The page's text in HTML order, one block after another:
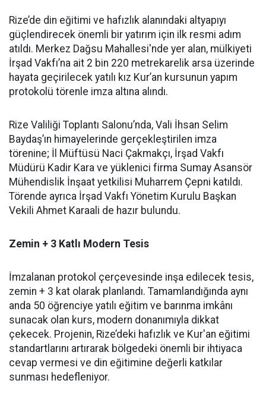
Rize’de din eğitimi ve hafızlık alanındaki altyapıyı
güçlendirecek önemli bir yatırım için ilk resmi adım
atıldı. Merkez Dağsu Mahallesi'nde yer alan, mülkiyeti
İrşad Vakfı’na ait 2 bin 220 metrekarelik arsa üzerinde
hayata geçirilecek yatılı kız Kur’an kursunun yapım
protokolü törenle imza altına alındı.
Rize Valiliği Toplantı Salonu’nda, Vali İhsan Selim
Baydaş’ın himayelerinde gerçekleştirilen imza
törenine; İl Müftüsü Naci Çakmakçı, İrşad Vakfı
Müdürü Kadir Kara ve yüklenici firma Sumay Asansör
Mühendislik İnşaat yetkilisi Muharrem Çepni katıldı.
Törende ayrıca İrşad Vakfı Yönetim Kurulu Başkan
Vekili Ahmet Karaali de hazır bulundu.
Zemin + 3 Katlı Modern Tesis
İmzalanan protokol çerçevesinde inşa edilecek tesis,
zemin + 3 kat olarak planlandı. Tamamlandığında aynı
anda 50 öğrenciye yatılı eğitim ve barınma imkânı
sunacak olan kurs, modern donanımıyla dikkat
çekecek. Projenin, Rize’deki hafızlık ve Kur'an eğitimi
standartlarını artırarak bölgedeki önemli bir ihtiyaca
cevap vermesi ve din eğitimine değerli katkılar
sunması hedefleniyor.